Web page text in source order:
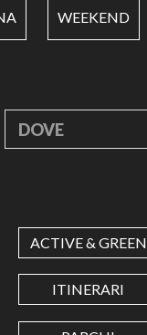
WEEKEND
DOVE
ACTIVE & GREEN
ITINERARI